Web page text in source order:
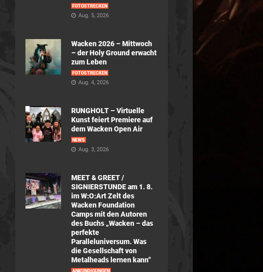
FOTOSTRECKEN
Aug. 5, 2026
Wacken 2026 – Mittwoch
– der Holy Ground erwacht
zum Leben
FOTOSTRECKEN
Aug. 4, 2026
RUNGHOLT – Virtuelle
Kunst feiert Premiere auf
dem Wacken Open Air
NEWS
Aug. 3, 2026
MEET & GREET /
SIGNIERSTUNDE am 1. 8.
im W:O:Art Zelt des
Wacken Foundation
Camps mit den Autoren
des Buchs „Wacken – das
perfekte
Paralleluniversum. Was
die Gesellschaft von
Metalheads lernen kann“
ANKÜNDIGUNGEN